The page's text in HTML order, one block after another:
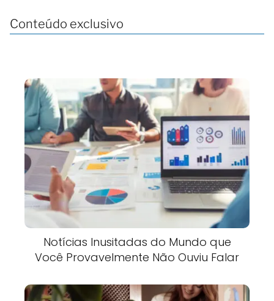
Conteúdo exclusivo
Notícias Inusitadas do Mundo que
Você Provavelmente Não Ouviu Falar